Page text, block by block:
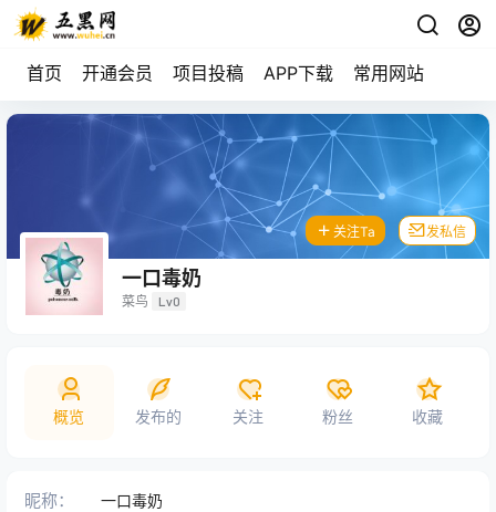
首页 开通会员 项目投稿 APP下载 常用网站
一口毒奶
菜鸟 Lv0
关注Ta 发私信
概览 发布的 关注 粉丝 收藏
昵称： 一口毒奶